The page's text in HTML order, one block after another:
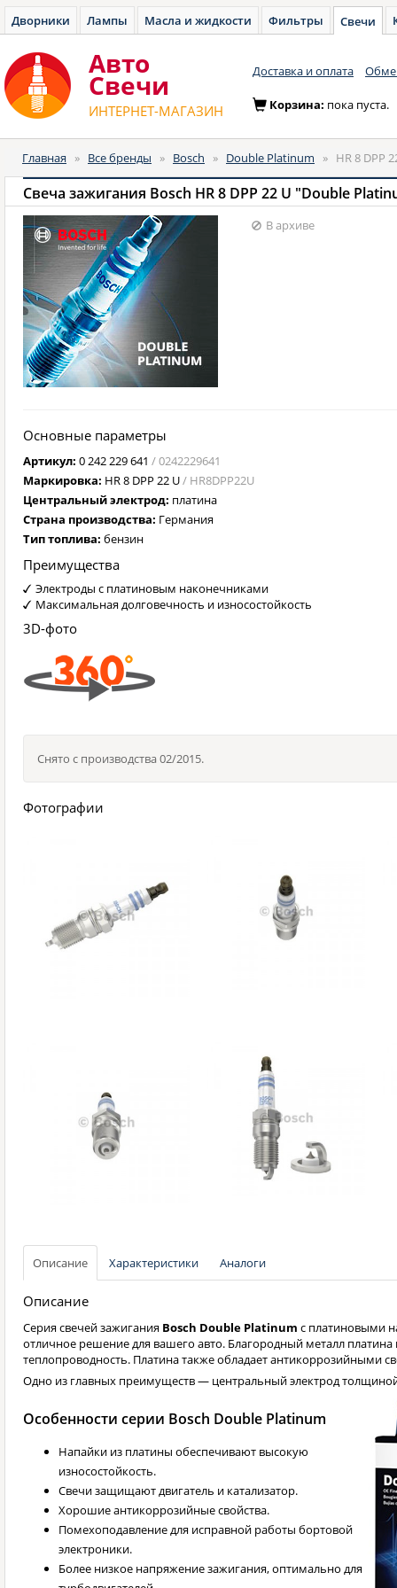
Дворники Лампы Масла и жидкости Фильтры Свечи
Авто
Cвечи
ИНТЕРНЕТ-МАГАЗИН
Доставка и оплата
Корзина: пока пуста.
Главная » Все бренды » Bosch » Double Platinum » HR 8 DPP
Свеча зажигания Bosch HR 8 DPP 22 U "Double
В архиве
Основные параметры
Артикул: 0 242 229 641 / 0242229641
Маркировка: HR 8 DPP 22 U/ HR8DPP22U
Центральный электрод: платина
Страна производства: Германия
Тип топлива: бензин
Преимущества
Электроды с платиновым наконечниками
Максимальная долговечность и износостойкость
3D-фото
Снято с производства 02/2015.
Фотографии
Описание Характеристики Аналоги
Описание
Серия свечей зажигания Bosch Double Platinum с платиновыми
отличное решение для вашего авто. Благородный металл платина
теплопроводность. Платина также обладает антикоррозийными
Одно из главных преимуществ — центральный электрод
Особенности серии Bosch Double Platinum
Напайки из платины обеспечивают высокую
износостойкость.
Свечи защищают двигатель и катализатор.
Хорошие антикоррозийные свойства.
Помехоподавление для исправной работы бортовой
электроники.
Более низкое напряжение зажигания, оптимально для